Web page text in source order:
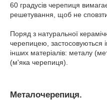
60 градусів черепиця
решетування, щоб не
Поряд з натуральної
черепицею, застосовуються
інших матеріалів: металу
(м'яка черепиця).
Металочерепиця.